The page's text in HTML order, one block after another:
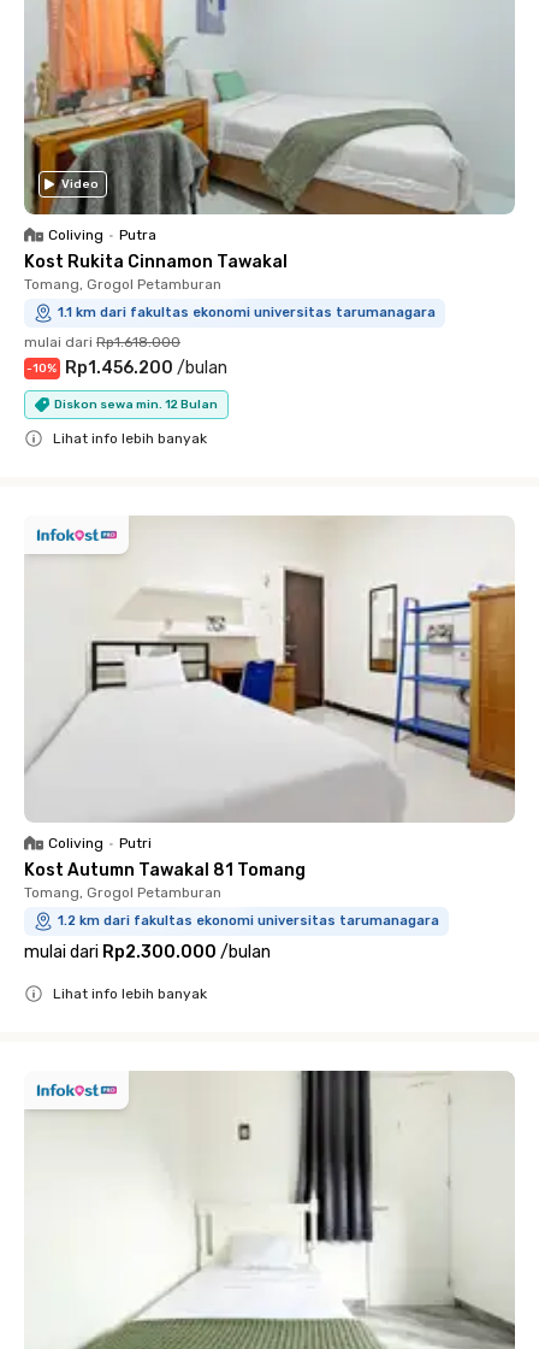
Video
Coliving • Putra
Kost Rukita Cinnamon Tawakal
Tomang, Grogol Petamburan
1.1 km dari fakultas ekonomi universitas tarumanagara
mulai dari Rp1.618.000
-10% Rp1.456.200 /bulan
Diskon sewa min. 12 Bulan
Lihat info lebih banyak
Coliving • Putri
Kost Autumn Tawakal 81 Tomang
Tomang, Grogol Petamburan
1.2 km dari fakultas ekonomi universitas tarumanagara
mulai dari Rp2.300.000 /bulan
Lihat info lebih banyak